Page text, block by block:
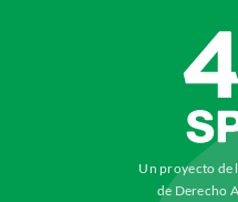
Un proyecto de
de Derecho